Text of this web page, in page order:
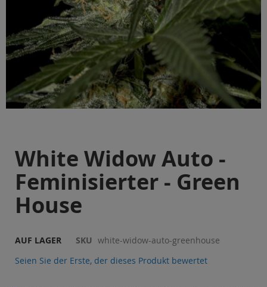
Blog
Anfang
der
Bildgalerie
springen
White Widow Auto -
Feminisierter - Green
House
AUF LAGER SKU white-widow-auto-greenhouse
Seien Sie der Erste, der dieses Produkt bewertet